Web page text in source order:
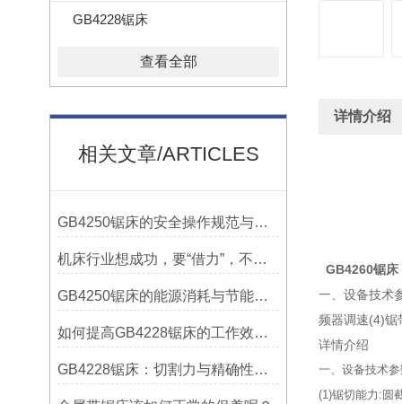
GB4228锯床
查看全部
相关文章/ARTICLES
GB4250锯床的安全操作规范与注意事项
机床行业想成功，要“借力”，不要“尽力”！
GB4250锯床的能源消耗与节能措施
如何提高GB4228锯床的工作效率？
GB4228锯床：切割力与精确性的结合
详情介绍
GB4260锯床
一、设备技术
频器调速(4)锯
详情介绍
一、设备技术
(1)锯切能力:圆